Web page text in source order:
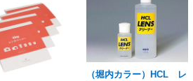
（堀内カラー）HCL レ